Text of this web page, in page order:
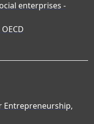
enterprises -
Entrepreneurship,